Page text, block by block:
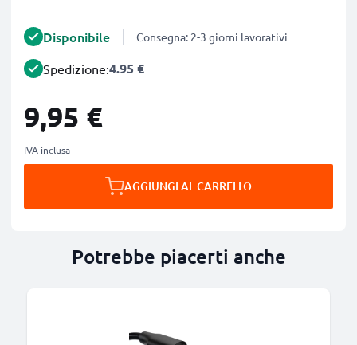
Disponibile Consegna: 2-3 giorni lavorativi
Spedizione:4.95 €
9,95 €
IVA inclusa
AGGIUNGI AL CARRELLO
Potrebbe piacerti anche